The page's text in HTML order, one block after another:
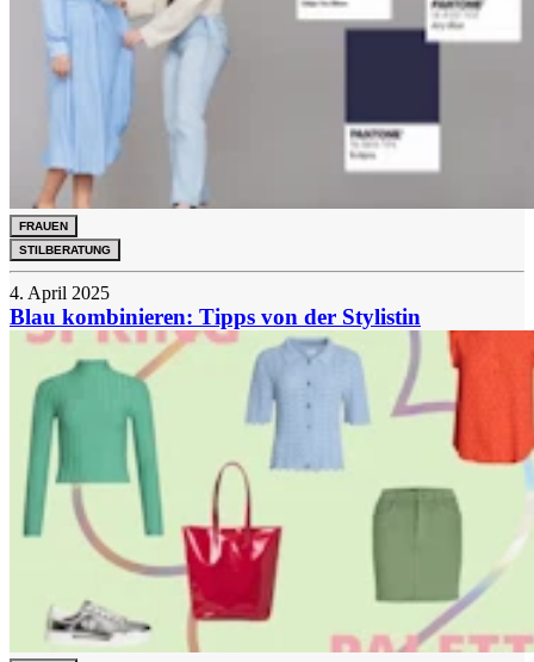
FRAUEN
STILBERATUNG
4. April 2025
Blau kombinieren: Tipps von der Stylistin